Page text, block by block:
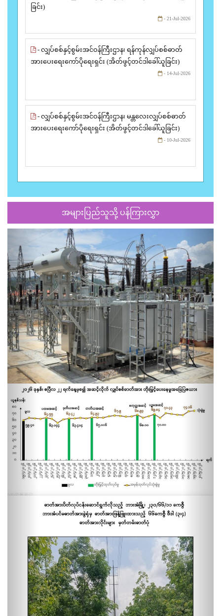
ခြင်း)
- 21-Jul-2026
- လျှပ်စစ်နှင့်စွမ်းအင်ဝန်ကြီးဌာန၊ ရန်ကုန်လျှပ်စစ်ဓာတ်
အားပေးရေးကော်ပိုရေးရှင်း (အိတ်ဖွင့်တင်ဒါခေါ်ယူခြင်း)
- 14-Jul-2026
- လျှပ်စစ်နှင့်စွမ်းအင်ဝန်ကြီးဌာန၊ မန္တလေးလျှပ်စစ်ဓာတ်
အားပေးရေးကော်ပိုရေးရှင်း (အိတ်ဖွင့်တင်ဒါခေါ်ယူခြင်း)
- 10-Jul-2026
အများပြည်သူသို့ ပန်ကြားလွှာ
Previous